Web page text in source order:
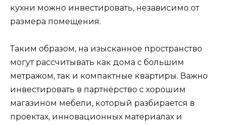
кухни можно инвестировать, независимо от
размера помещения.
Таким образом, на изысканное пространство
могут рассчитывать как дома с большим
метражом, так и компактные квартиры. Важно
инвестировать в партнёрство с хорошим
магазином мебели, который разбирается в
проектах, инновационных материалах и